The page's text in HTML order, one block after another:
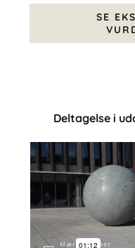
SE
Deltagelse i